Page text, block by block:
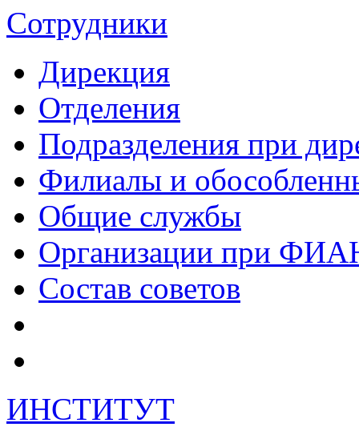
Сотрудники
Дирекция
Отделения
Подразделения при
Филиалы и
Общие службы
Организации при
Состав советов
ИНСТИТУТ